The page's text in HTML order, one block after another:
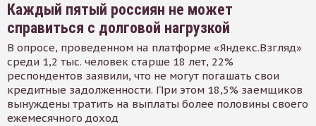
Каждый пятый россиян не может
справиться с долговой нагрузкой
В опросе, проведенном на платформе «Яндекс.Взгляд»
среди 1,2 тыс. человек старше 18 лет, 22%
респондентов заявили, что не могут погашать свои
кредитные задолженности. При этом 18,5% заемщиков
вынуждены тратить на выплаты более половины своего
ежемесячного доход